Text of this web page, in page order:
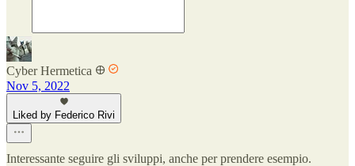
Cyber Hermetica 𐀏
Nov 5, 2022
Liked by Federico Rivi
Interessante seguire gli sviluppi, anche per prendere esempio.